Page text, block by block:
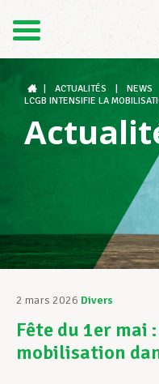
Le LCGB
Structures
Assistance au
Vos droits
ACTUALITÉS NEWS
LCGB INTENSIFIE LA
2 mars 2026 Divers
Fête du 1er mai
mobilisation